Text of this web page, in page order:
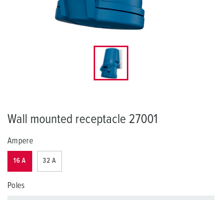
Wall mounted receptacle 27001
Ampere
16 A 32 A
Poles